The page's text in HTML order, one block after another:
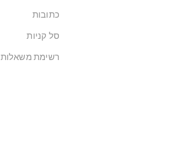
כתובות
סל קניות
רשימת משאלות